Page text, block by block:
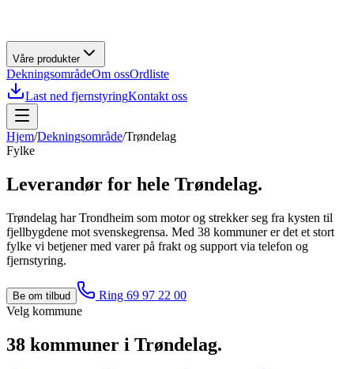
Våre produkter
DekningsområdeOm ossOrdliste
Last ned fjernstyringKontakt oss
Hjem/Dekningsområde/Trøndelag
Fylke
Leverandør for hele Trøndelag.
Trøndelag har Trondheim som motor og strekker seg fra kysten til
fjellbygdene mot svenskegrensa. Med 38 kommuner er det et stort
fylke vi betjener med varer på frakt og support via telefon og
fjernstyring.
Be om tilbud
Ring 69 97 22 00
Velg kommune
38 kommuner i Trøndelag.